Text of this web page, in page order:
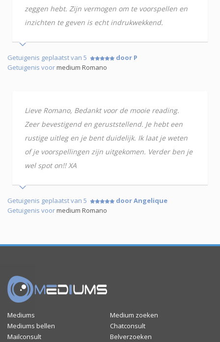
zeggen hebt. Zijn vermogen om te voorspellen en
inzichten te geven is echt indrukwekkend.
Getuigenis geplaatst van 5
door P
Getuigenis voormedium Romano
Lieve Romano, Bedankt voor de mooie reading.
Zeer bevestigend en geruststellend. Je hebt een
rustige uitleg en je bent duidelijk. Ik laat je weten
of je voorspellingen zijn uitgekomen. Verder ben je
wel spot on!! XA
Getuigenis geplaatst van 5
door Angelique
Getuigenis voormedium Romano
Mediums
Medium zoeken
Mediums bellen
Chatconsult
Mailconsult
Belverzoeken